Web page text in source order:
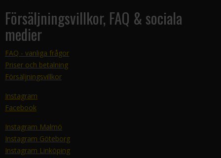
Försäljningsvillkor, FAQ & sociala
medier
FAQ - vanliga frågor
Priser och betalning
Försäljningsvillkor
Instagram
Facebook
Instagram Malmö
Instagram Göteborg
Instagram Linköping